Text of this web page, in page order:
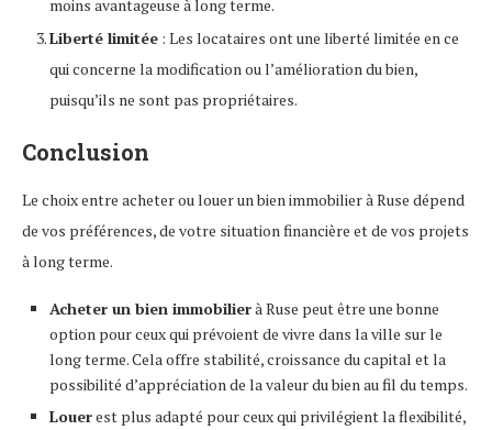
moins avantageuse à long terme.
Liberté limitée : Les locataires ont une liberté limitée en ce
qui concerne la modification ou l’amélioration du bien,
puisqu’ils ne sont pas propriétaires.
Conclusion
Le choix entre acheter ou louer un bien immobilier à Ruse dépend
de vos préférences, de votre situation financière et de vos projets
à long terme.
Acheter un bien immobilierà Ruse peut être une bonne
option pour ceux qui prévoient de vivre dans la ville sur le
long terme. Cela offre stabilité, croissance du capital et la
possibilité d’appréciation de la valeur du bien au fil du temps.
Louerest plus adapté pour ceux qui privilégient la flexibilité,